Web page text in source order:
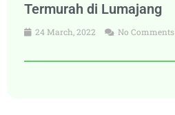
Termurah di Lumajang
24 March, 2022 No Comments